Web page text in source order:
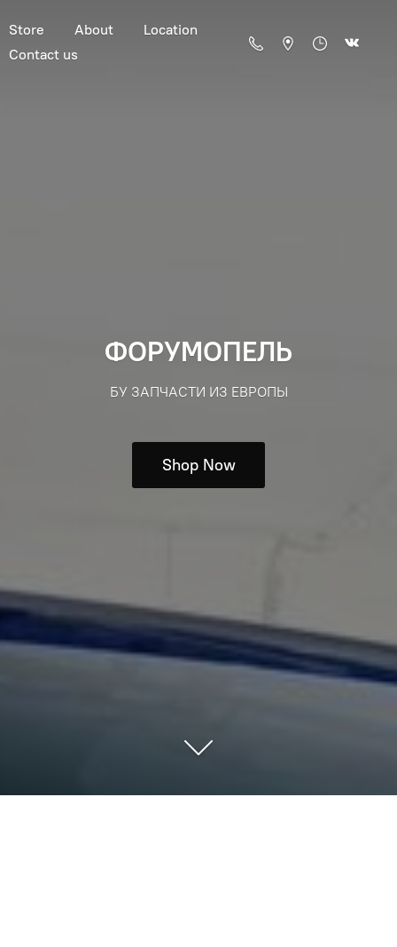
Store About
Location
Contact us
ФОРУМОПЕЛЬ
БУ ЗАПЧАСТИ ИЗ ЕВРОПЫ
Shop Now